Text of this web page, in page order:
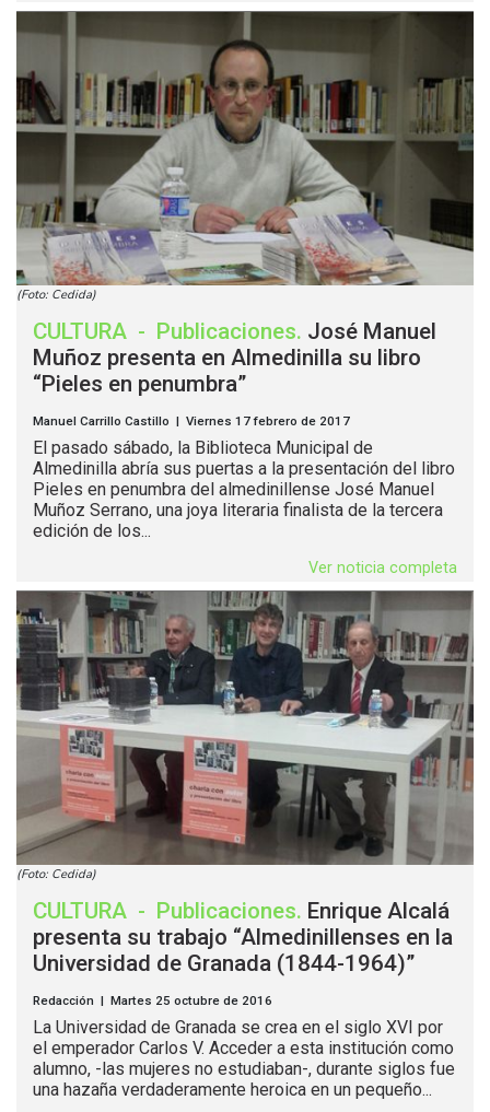
(Foto: Cedida)
CULTURA - Publicaciones. José Manuel
Muñoz presenta en Almedinilla su libro
“Pieles en penumbra”
Manuel Carrillo Castillo | Viernes 17 febrero de 2017
El pasado sábado, la Biblioteca Municipal de
Almedinilla abría sus puertas a la presentación del libro
Pieles en penumbra del almedinillense José Manuel
Muñoz Serrano, una joya literaria finalista de la tercera
edición de los...
Ver noticia completa
(Foto: Cedida)
CULTURA - Publicaciones. Enrique Alcalá
presenta su trabajo “Almedinillenses en la
Universidad de Granada (1844-1964)”
Redacción | Martes 25 octubre de 2016
La Universidad de Granada se crea en el siglo XVI por
el emperador Carlos V. Acceder a esta institución como
alumno, -las mujeres no estudiaban-, durante siglos fue
una hazaña verdaderamente heroica en un pequeño...